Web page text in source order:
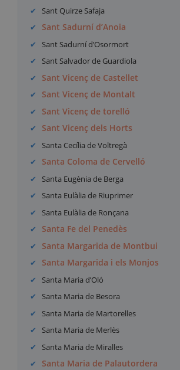
Sant Quirze Safaja
Sant Sadurní d’Anoia
Sant Sadurní d’Osormort
Sant Salvador de Guardiola
Sant Vicenç de Castellet
Sant Vicenç de Montalt
Sant Vicenç de torelló
Sant Vicenç dels Horts
Santa Cecília de Voltregà
Santa Coloma de Cervelló
Santa Eugènia de Berga
Santa Eulàlia de Riuprimer
Santa Eulàlia de Ronçana
Santa Fe del Penedès
Santa Margarida de Montbui
Santa Margarida i els Monjos
Santa Maria d’Oló
Santa Maria de Besora
Santa Maria de Martorelles
Santa Maria de Merlès
Santa Maria de Miralles
Santa Maria de Palautordera